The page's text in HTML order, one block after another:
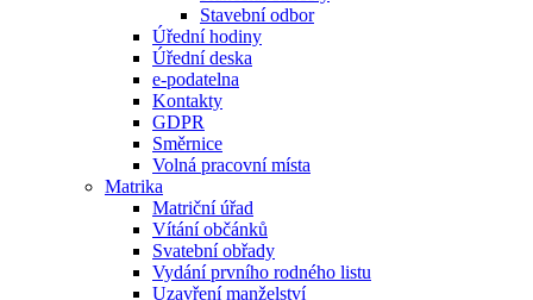
Stavební odbor
Úřední hodiny
Úřední deska
e-podatelna
Kontakty
GDPR
Směrnice
Volná pracovní místa
Matrika
Matriční úřad
Vítání občánků
Svatební obřady
Vydání prvního rodného listu
Uzavření manželství